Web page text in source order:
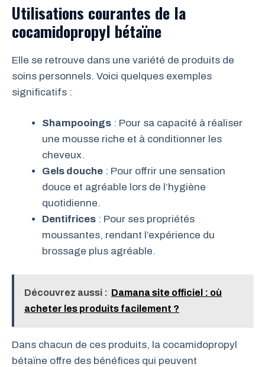
Utilisations courantes de la
cocamidopropyl bétaïne
Elle se retrouve dans une variété de produits de
soins personnels. Voici quelques exemples
significatifs :
Shampooings : Pour sa capacité à réaliser
une mousse riche et à conditionner les
cheveux.
Gels douche : Pour offrir une sensation
douce et agréable lors de l’hygiène
quotidienne.
Dentifrices : Pour ses propriétés
moussantes, rendant l’expérience du
brossage plus agréable.
Découvrez aussi : Damana site officiel : où
acheter les produits facilement ?
Dans chacun de ces produits, la cocamidopropyl
bétaïne offre des bénéfices qui peuvent